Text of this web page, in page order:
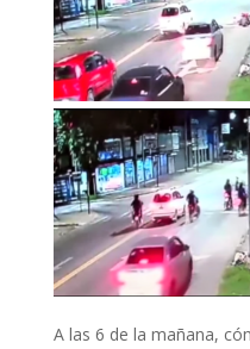
A las 6 de la mañana,